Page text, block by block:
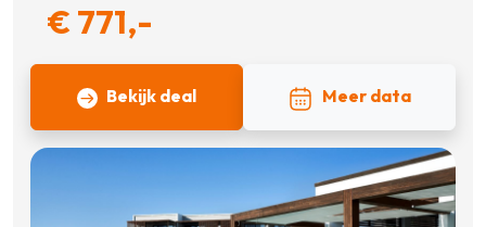
€ 771,-
Bekijk deal Meer data